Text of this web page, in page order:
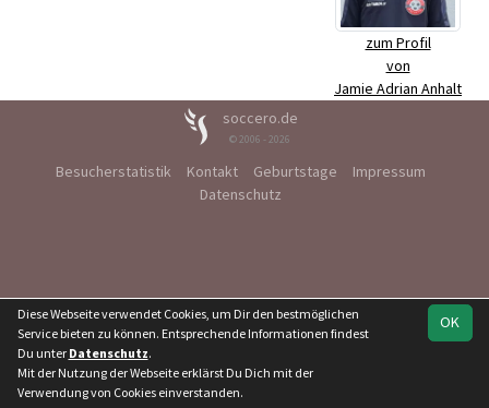
zum Profil
von
Jamie Adrian Anhalt
soccero.de
© 2006 - 2026
Besucherstatistik Kontakt Geburtstage
Impressum
Datenschutz
OK
Diese Webseite verwendet Cookies, um Dir den bestmöglichen
Service bieten zu können. Entsprechende Informationen findest
Du unter Datenschutz.
Mit der Nutzung der Webseite erklärst Du Dich mit der
Verwendung von Cookies einverstanden.